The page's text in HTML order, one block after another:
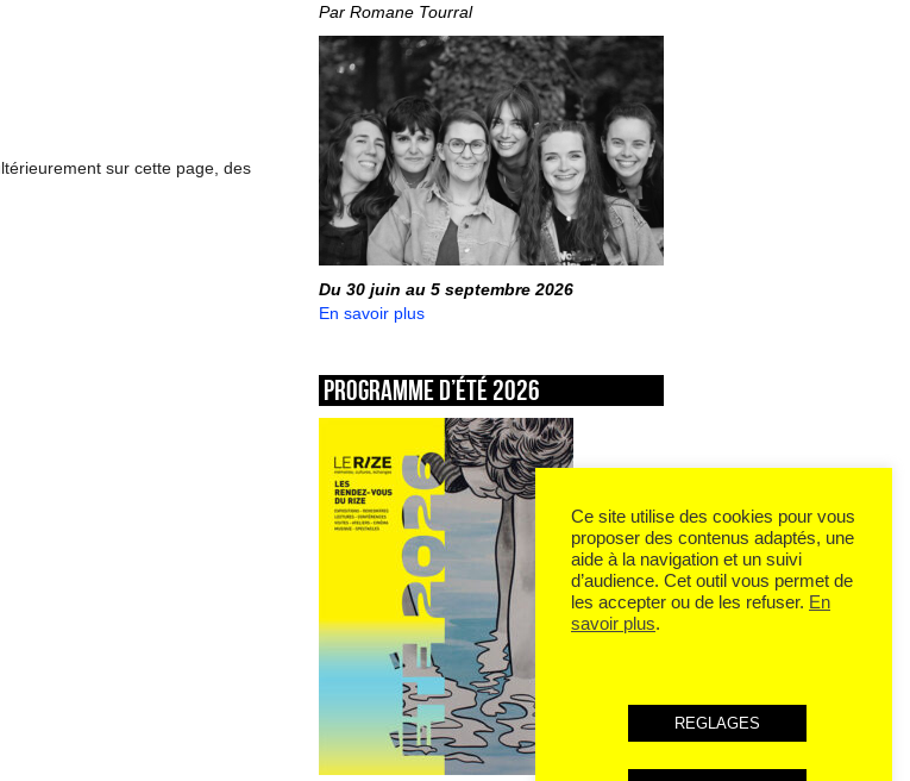
sur cette page, des
Par Romane Tourral
Du 30 juin au 5 septembre 2026
En savoir plus
Programme d’été 2026
Ce site utilise des cookies pour vous
proposer des contenus adaptés, une
aide à la navigation et un suivi
d’audience. Cet outil vous permet de
les accepter ou de les refuser. En
savoir plus.
REGLAGES